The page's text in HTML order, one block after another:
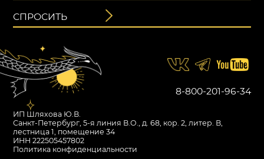
СПРОСИТЬ
ИП Шляхова Ю.В.
Санкт-Петербург, 5-я линия В.О., д. 68, кор. 2, литер. В,
лестница 1, помещение 34
ИНН 222505457802
Политика конфиденциальности
8-800-201-96-34